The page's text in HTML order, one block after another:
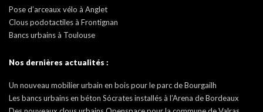
Pose d’arceaux vélo à Anglet
Clous podotactiles à Frontignan
Bancs urbains à Toulouse
Nos dernières actualités :
Un nouveau mobilier urbain en bois pour le parc de Bourgailh
Les bancs urbains en béton Sócrates installés à l’Arena de Bordeaux